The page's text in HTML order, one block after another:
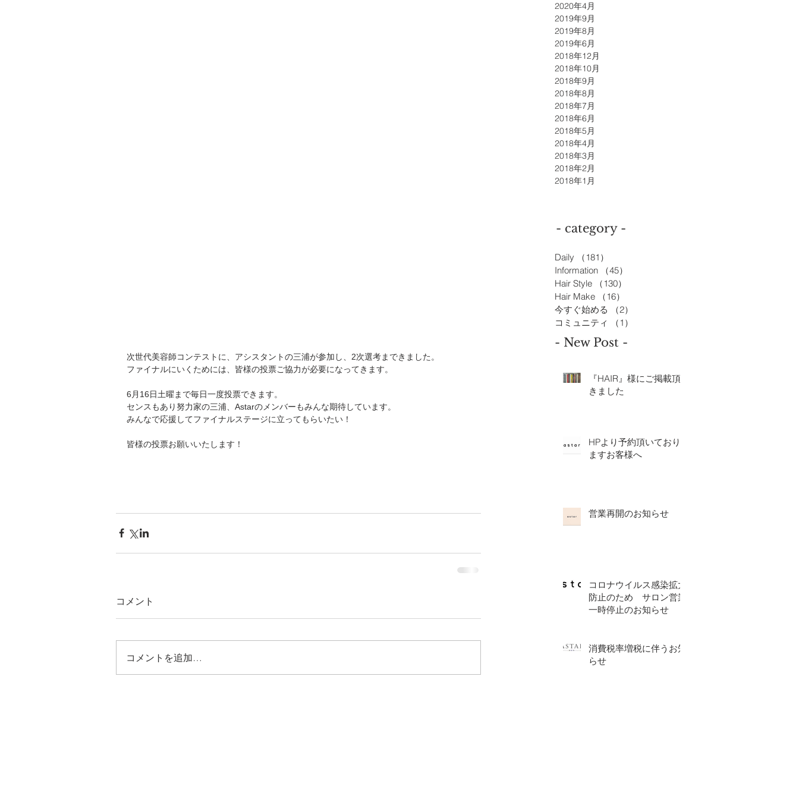
2020年4月
2019年9月
2019年8月
2019年6月
2018年12月
2018年10月
2018年9月
2018年8月
2018年7月
2018年6月
2018年5月
2018年4月
2018年3月
2018年2月
2018年1月
- category -
Daily （181）
Information
（45）
Hair Style
（130）
Hair Make
（16）
今すぐ始める
（2）
コミュニティ
（1）
- New Post -
『HAIR』様にご掲載頂
きました
HPより予約頂いており
ますお客様へ
営業再開のお知らせ
コロナウイルス感染拡大
防止のため サロン営業
一時停止のお知らせ
消費税率増税に伴うお知
らせ
次世代美容師コンテストに、アシスタントの三浦が参加し、2次選考まできました。
ファイナルにいくためには、皆様の投票ご協力が必要になってきます。
6月16日土曜まで毎日一度投票できます。
センスもあり努力家の三浦、Astarのメンバーもみんな期待しています。
みんなで応援してファイナルステージに立ってもらいたい！
皆様の投票お願いいたします！
コメント
コメントを追加…